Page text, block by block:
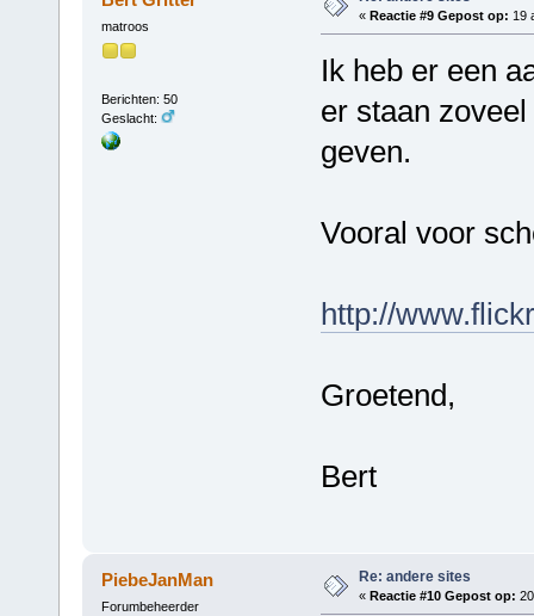
matroos
Berichten: 50
Geslacht:
« Reactie #9 Gepost op: 19
Ik heb er een
er staan
geven.
Vooral voor
http://
Groetend,
Bert
PiebeJanMan
Forumbeheerder
Re: andere sites
« Reactie #10 Gepost op: